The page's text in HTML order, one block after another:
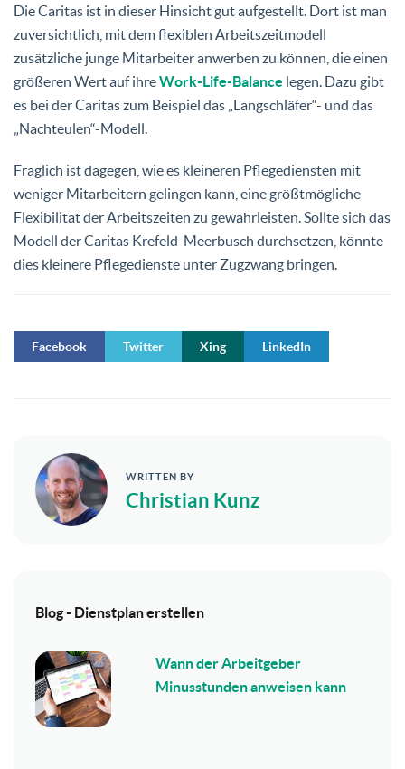
Die Caritas ist in dieser Hinsicht gut aufgestellt. Dort ist man
zuversichtlich, mit dem flexiblen Arbeitszeitmodell
zusätzliche junge Mitarbeiter anwerben zu können, die einen
größeren Wert auf ihreWork-Life-Balance legen. Dazu gibt
es bei der Caritas zum Beispiel das „Langschläfer“- und das
„Nachteulen“-Modell.
Fraglich ist dagegen, wie es kleineren Pflegediensten mit
weniger Mitarbeitern gelingen kann, eine größtmögliche
Flexibilität der Arbeitszeiten zu gewährleisten. Sollte sich das
Modell der Caritas Krefeld-Meerbusch durchsetzen, könnte
dies kleinere Pflegedienste unter Zugzwang bringen.
Facebook Twitter Xing LinkedIn
WRITTEN BY
Christian Kunz
Blog - Dienstplan erstellen
Wann der Arbeitgeber
Minusstunden anweisen kann